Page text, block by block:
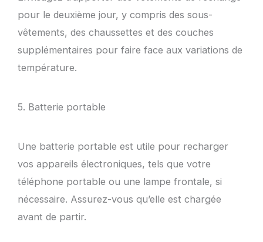
pour le deuxième jour, y compris des sous-
vêtements, des chaussettes et des couches
supplémentaires pour faire face aux variations de
température.
5. Batterie portable
Une batterie portable est utile pour recharger
vos appareils électroniques, tels que votre
téléphone portable ou une lampe frontale, si
nécessaire. Assurez-vous qu’elle est chargée
avant de partir.